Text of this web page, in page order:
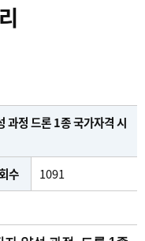
과정 드론 1종 국가자격 시
수
1091